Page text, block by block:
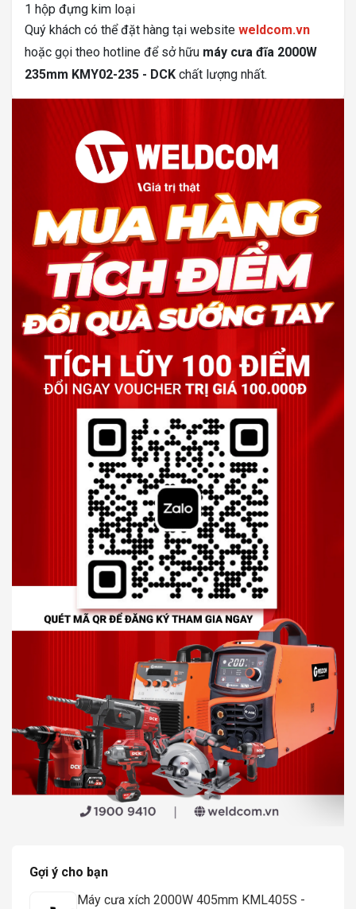
1 hộp đựng kim loại
Quý khách có thể đặt hàng tại website weldcom.vn
hoặc gọi theo hotline để sở hữu máy cưa đĩa 2000W
235mm KMY02-235 - DCK chất lượng nhất.
Gợi ý cho bạn
Máy cưa xích 2000W 405mm KML405S -